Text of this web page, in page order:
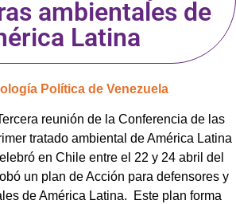
ambientales de
Latina
Política de Venezuela
reunión de la Conferencia de las
tratado ambiental de América Latina
en Chile entre el 22 y 24 abril del
un plan de Acción para defensores y
de América Latina. Este plan forma